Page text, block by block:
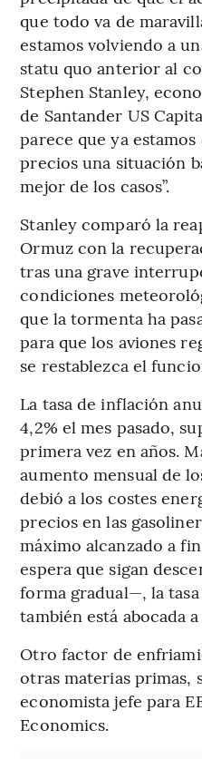
que todo va de
estamos volviendo a
statu quo anterior al
Stephen Stanley,
de Santander US
parece que ya
precios una situación
mejor de los casos”.
Stanley comparó la
Ormuz con la
tras una grave
condiciones
que la tormenta ha
para que los aviones
se restablezca el
La tasa de inflación
4,2% el mes pasado,
primera vez en años.
aumento mensual de
debió a los costes
precios en las
máximo alcanzado a
espera que sigan
forma gradual—, la
también está abocada a
Otro factor de
otras materias primas,
economista jefe para
Economics.